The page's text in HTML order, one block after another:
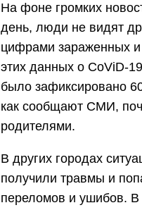
На фоне громких
день, люди не видят
цифрами зараженных
этих данных о CoViD-
было зафиксировано
как сообщают СМИ,
родителями.
В других городах
получили травмы и
переломов и ушибов.